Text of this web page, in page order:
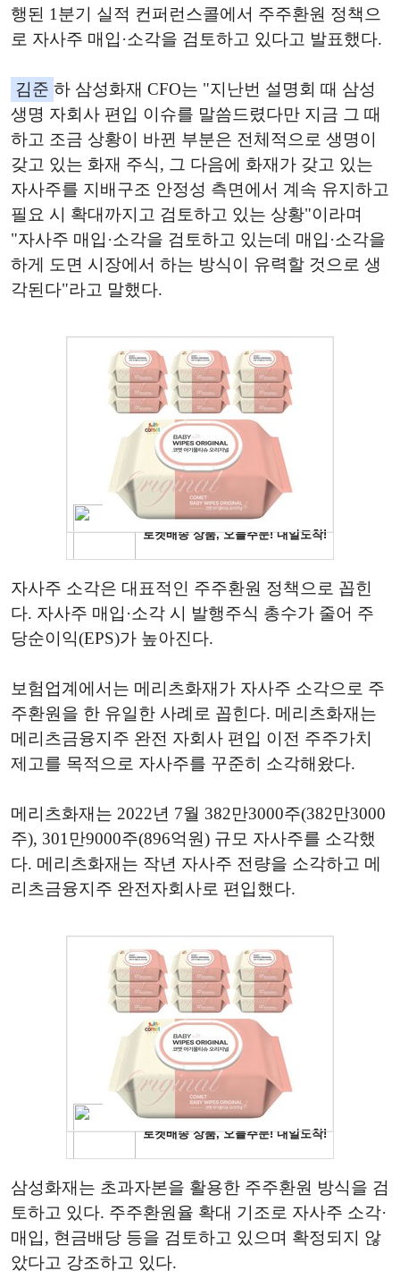
행된 1분기 실적 컨퍼런스콜에서 주주환원 정책으
로 자사주 매입·소각을 검토하고 있다고 발표했다.
김준 하 삼성화재 CFO는 "지난번 설명회 때 삼성
생명 자회사 편입 이슈를 말씀드렸다만 지금 그 때
하고 조금 상황이 바뀐 부분은 전체적으로 생명이
갖고 있는 화재 주식, 그 다음에 화재가 갖고 있는
자사주를 지배구조 안정성 측면에서 계속 유지하고
필요 시 확대까지고 검토하고 있는 상황"이라며
"자사주 매입·소각을 검토하고 있는데 매입·소각을
하게 도면 시장에서 하는 방식이 유력할 것으로 생
각된다"라고 말했다.
자사주 소각은 대표적인 주주환원 정책으로 꼽힌
다. 자사주 매입·소각 시 발행주식 총수가 줄어 주
당순이익(EPS)가 높아진다.
보험업계에서는 메리츠화재가 자사주 소각으로 주
주환원을 한 유일한 사례로 꼽힌다. 메리츠화재는
메리츠금융지주 완전 자회사 편입 이전 주주가치
제고를 목적으로 자사주를 꾸준히 소각해왔다.
메리츠화재는 2022년 7월 382만3000주(382만3000
주), 301만9000주(896억원) 규모 자사주를 소각했
다. 메리츠화재는 작년 자사주 전량을 소각하고 메
리츠금융지주 완전자회사로 편입했다.
삼성화재는 초과자본을 활용한 주주환원 방식을 검
토하고 있다. 주주환원율 확대 기조로 자사주 소각·
매입, 현금배당 등을 검토하고 있으며 확정되지 않
았다고 강조하고 있다.